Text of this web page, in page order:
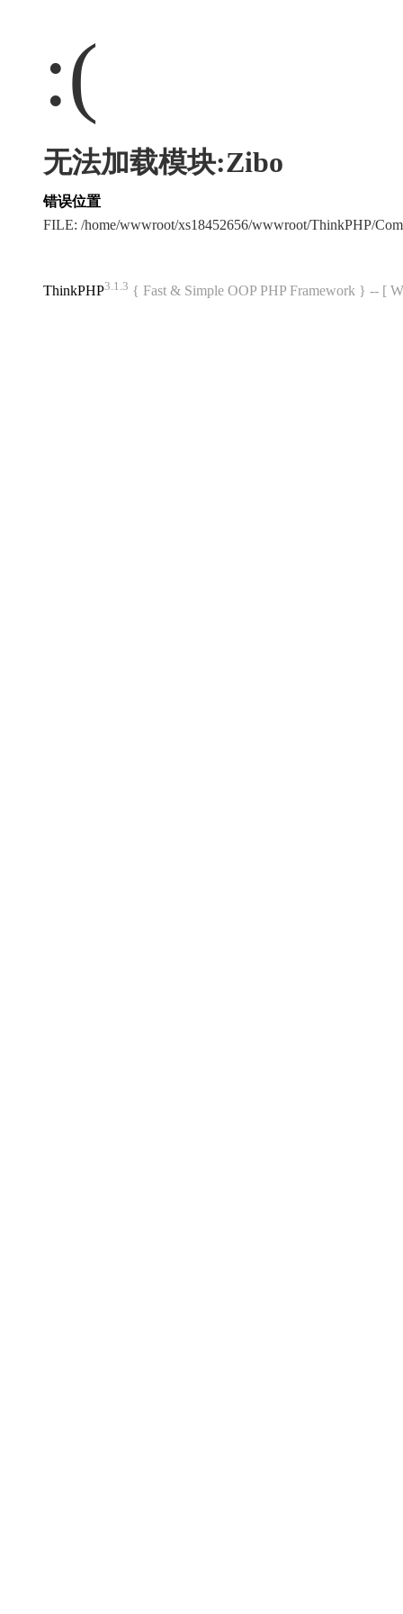
:(
无法加载模块:Zibo
错误位置
FILE: /home/wwwroot/xs18452656/wwwroot/ThinkPHP/
ThinkPHP3.1.3 { Fast & Simple OOP PHP Framework } -- [